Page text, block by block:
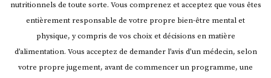
nutritionnels de toute sorte. Vous comprenez et acceptez que vous êtes
entièrement responsable de votre propre bien-être mental et
physique, y compris de vos choix et décisions en matière
d’alimentation. Vous acceptez de demander l’avis d’un médecin, selon
votre propre jugement, avant de commencer un programme, une